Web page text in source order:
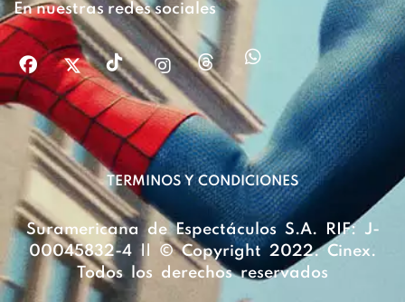
En nuestras redes sociales
TERMINOS Y CONDICIONES
Suramericana de Espectáculos S.A. RIF: J-
00045832-4 || © Copyright 2022. Cinex.
Todos los derechos reservados